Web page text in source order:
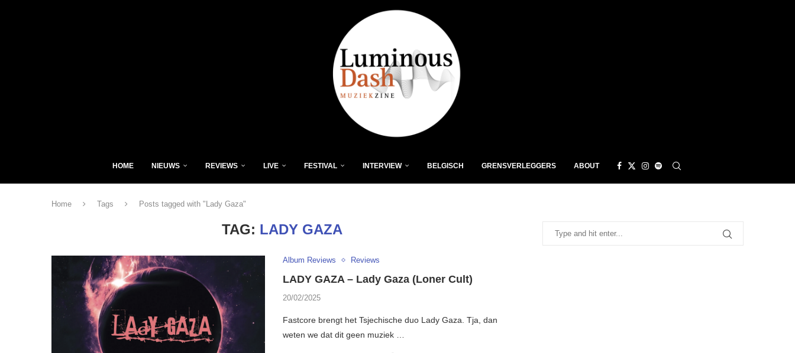
HOME NIEUWS REVIEWS LIVE FESTIVAL INTERVIEW BELGISCH GRENSVERLEGGERS ABOUT
Home Tags Posts tagged with "Lady Gaza"
TAG: LADY GAZA
Album Reviews Reviews
LADY GAZA – Lady Gaza (Loner Cult)
20/02/2025
Fastcore brengt het Tsjechische duo Lady Gaza. Tja, dan
weten we dat dit geen muziek …